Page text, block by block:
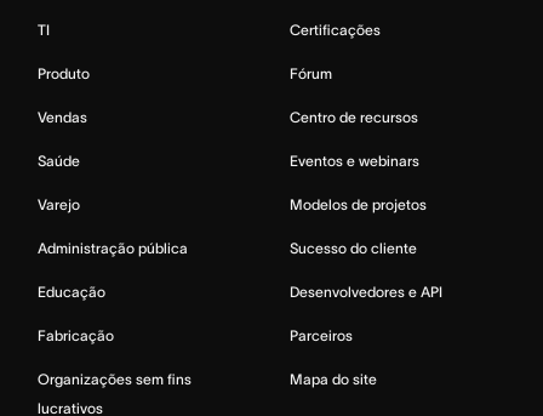
TI
Produto
Vendas
Saúde
Varejo
Administração pública
Educação
Fabricação
Organizações sem fins
lucrativos
Certificações
Fórum
Centro de recursos
Eventos e webinars
Modelos de projetos
Sucesso do cliente
Desenvolvedores e API
Parceiros
Mapa do site